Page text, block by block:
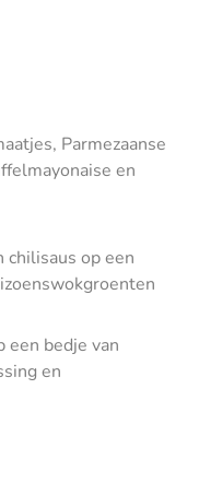
Parmezaanse
en
op een
een bedje van
en